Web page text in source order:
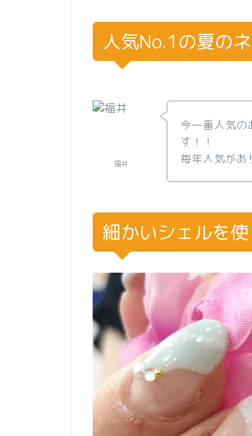
人気No.1の夏の
福井
今一番人気の
す！！
毎年人気があ
細かいシェルを